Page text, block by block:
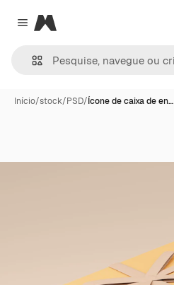
Close menu
Magnific
Início/stock/PSD/Ícone de caixa de en…